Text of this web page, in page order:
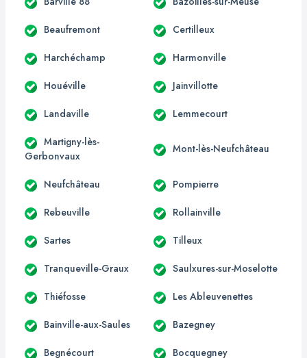
Beaufremont Certilleux
Harchéchamp Harmonville
Houéville Jainvillotte
Landaville Lemmecourt
Martigny-lès-
Gerbonvaux
Mont-lès-Neufchâteau
Neufchâteau Pompierre
Rebeuville Rollainville
Sartes Tilleux
Tranqueville-Graux Saulxures-sur-Moselotte
Thiéfosse Les Ableuvenettes
Bainville-aux-Saules Bazegney
Begnécourt Bocquegney